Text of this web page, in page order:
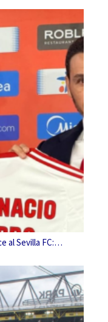
al Sevilla FC:…